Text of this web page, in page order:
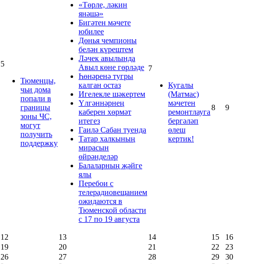
5
Тюменцы,
чьи дома
попали в
границы
зоны ЧС,
могут
получить
поддержку
«Төрле, ләкин
янәшә»
Бигәтен мәчете
юбилее
Дөнья чемпионы
белән күрештем
Ләчек авылында
Авыл көне гөрләде
Һөнәренә тугры
калган остаз
Игелекле шәкертем
Үлгәннәрнең
каберен хөрмәт
итегез
Гаилә Сабан туенда
Татар халкының
мирасын
өйрәнделәр
Балаларның җәйге
ялы
Перебои с
телерадиовещанием
ожидаются в
Тюменской области
с 17 по 19 августа
7
Кугалы
(Матмас)
мәчетен
ремонтлауга
бергәләп
өлеш
кертик!
8 9
12 13 14 15
16
19 20 21 22
23
26 27 28 29
30